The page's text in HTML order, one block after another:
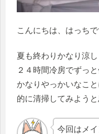
こんにちは、はっちで
夏も終わりかなり涼
２４時間冷房でずっ
かなりやっかいなこ
的に清掃してみようと
今回はメ